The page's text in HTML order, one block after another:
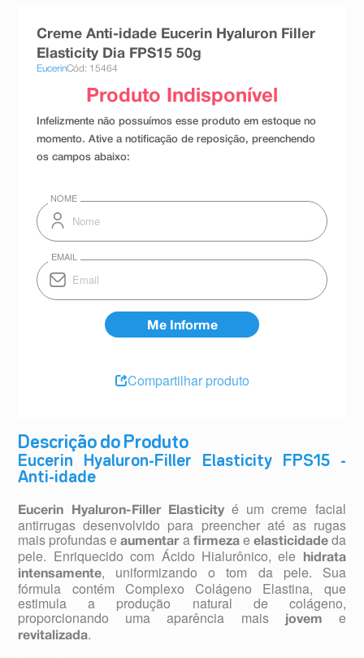
Descrição do Produto
Eucerin Hyaluron-Filler Elasticity FPS15 -
Anti-idade
Eucerin Hyaluron-Filler Elasticityé um creme facial
antirrugas desenvolvido para preencher até as rugas
mais profundas eaumentara firmezae elasticidadeda
pele. Enriquecido com Ácido Hialurônico, ele
hidrata
intensamente, uniformizando o tom da pele. Sua
fórmula contém Complexo Colágeno Elastina, que
estimula a produção natural de colágeno,
proporcionando uma aparência mais jovem e
revitalizada.
Creme Anti-idade Eucerin Hyaluron Filler
Elasticity Dia FPS15 50g
EucerinCód: 15464
Compartilhar produto
teste gravidez
10ºesmalte